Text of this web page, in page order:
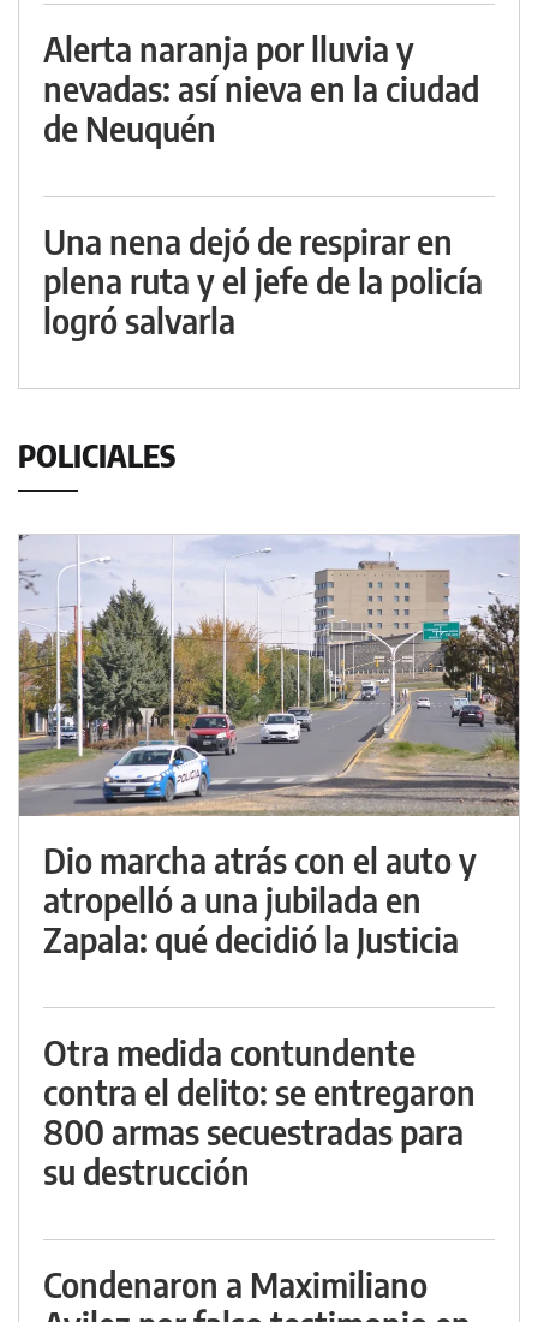
Alerta naranja por lluvia y
nevadas: así nieva en la ciudad
de Neuquén
Una nena dejó de respirar en
plena ruta y el jefe de la policía
logró salvarla
POLICIALES
Dio marcha atrás con el auto y
atropelló a una jubilada en
Zapala: qué decidió la Justicia
Otra medida contundente
contra el delito: se entregaron
800 armas secuestradas para
su destrucción
Condenaron a Maximiliano